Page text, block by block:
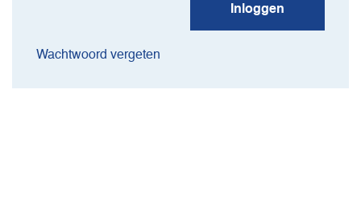
Inloggen
Wachtwoord vergeten